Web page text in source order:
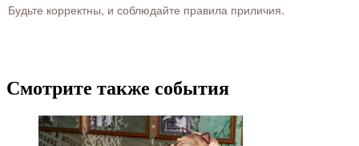
Будьте корректны, и соблюдайте правила приличия.
Смотрите также события